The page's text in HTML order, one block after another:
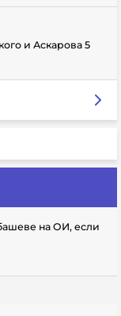
и Аскарова 5
на ОИ, если